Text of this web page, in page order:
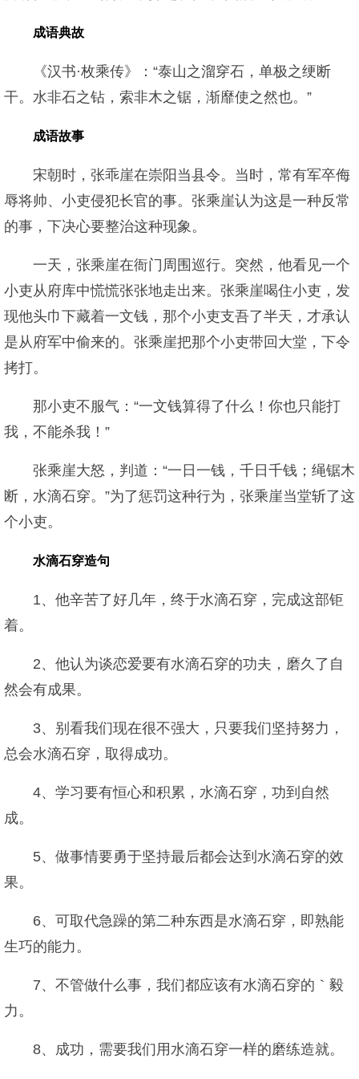
成语典故
《汉书·枚乘传》：“泰山之溜穿石，单极之绠断
干。水非石之钻，索非木之锯，渐靡使之然也。”
成语故事
宋朝时，张乖崖在崇阳当县令。当时，常有军卒侮
辱将帅、小吏侵犯长官的事。张乘崖认为这是一种反常
的事，下决心要整治这种现象。
一天，张乘崖在衙门周围巡行。突然，他看见一个
小吏从府库中慌慌张张地走出来。张乘崖喝住小吏，发
现他头巾下藏着一文钱，那个小吏支吾了半天，才承认
是从府军中偷来的。张乘崖把那个小吏带回大堂，下令
拷打。
那小吏不服气：“一文钱算得了什么！你也只能打
我，不能杀我！”
张乘崖大怒，判道：“一日一钱，千日千钱；绳锯木
断，水滴石穿。”为了惩罚这种行为，张乘崖当堂斩了这
个小吏。
水滴石穿造句
1、他辛苦了好几年，终于水滴石穿，完成这部钜
着。
2、他认为谈恋爱要有水滴石穿的功夫，磨久了自
然会有成果。
3、别看我们现在很不强大，只要我们坚持努力，
总会水滴石穿，取得成功。
4、学习要有恒心和积累，水滴石穿，功到自然
成。
5、做事情要勇于坚持最后都会达到水滴石穿的效
果。
6、可取代急躁的第二种东西是水滴石穿，即熟能
生巧的能力。
7、不管做什么事，我们都应该有水滴石穿的｀毅
力。
8、成功，需要我们用水滴石穿一样的磨练造就。